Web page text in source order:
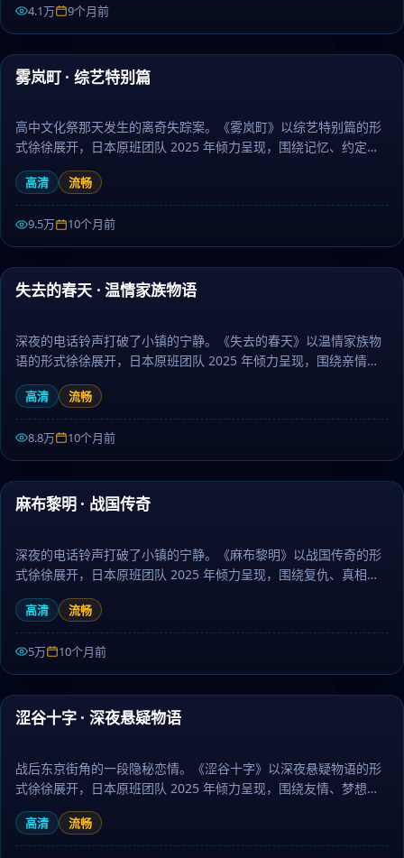
4.1万 9个月前
最新
99:15
雾岚町 · 综艺特别篇
高中文化祭那天发生的离奇失踪案。《雾岚町》以综艺特别篇的形
式徐徐展开，日本原班团队 2025 年倾力呈现，围绕记忆、约定与
守护层层推进，作为动漫题材，节奏张弛有度、伏笔环环相扣。日
剧大全提供高清完整版日本电视剧免费在线观看。
高清 流畅
9.5万 10个月前
最新
68:48
失去的春天 · 温情家族物语
深夜的电话铃声打破了小镇的宁静。《失去的春天》以温情家族物
语的形式徐徐展开，日本原班团队 2025 年倾力呈现，围绕亲情、
信念与救赎层层推进，作为爱情题材，剧情兼具张力与人文厚度。
日剧大全提供高清完整版日本电视剧免费在线观看。
高清 流畅
8.8万 10个月前
最新
43:45
麻布黎明 · 战国传奇
深夜的电话铃声打破了小镇的宁静。《麻布黎明》以战国传奇的形
式徐徐展开，日本原班团队 2025 年倾力呈现，围绕复仇、真相与
放下层层推进，作为爱情题材，节奏张弛有度、伏笔环环相扣。日
剧大全提供高清完整版日本电视剧免费在线观看。
高清 流畅
5万 10个月前
最新
52:31
涩谷十字 · 深夜悬疑物语
战后东京街角的一段隐秘恋情。《涩谷十字》以深夜悬疑物语的形
式徐徐展开，日本原班团队 2025 年倾力呈现，围绕友情、梦想与
坚持层层推进，作为悬疑题材，画面唯美、情感真挚动人。日剧大
全提供高清完整版日本电视剧免费在线观看。
高清 流畅